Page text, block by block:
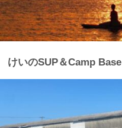
けいのSUP＆Camp Base